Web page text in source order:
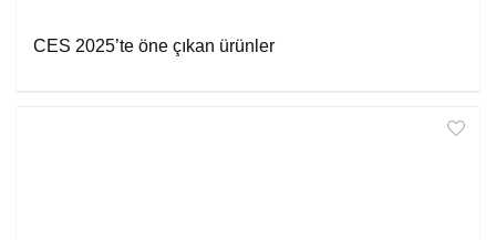
CES 2025’te öne çıkan ürünler